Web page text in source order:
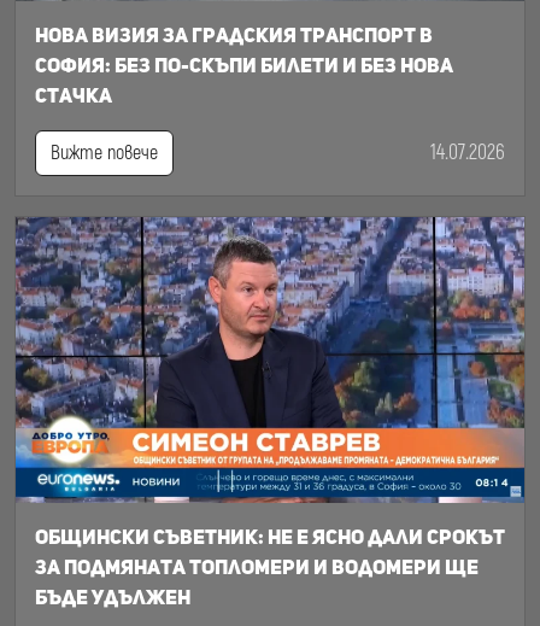
Нова визия за градския транспорт в
София: Без по-скъпи билети и без нова
стачка
Вижте повече 14.07.2026
Общински съветник: Не е ясно дали срокът
за подмяната топломери и водомери ще
бъде удължен